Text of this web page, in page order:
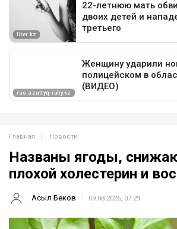
Главная Новости
Названы ягоды,
плохой холестерин и
Асыл Беков 09.08.2026, 07:29